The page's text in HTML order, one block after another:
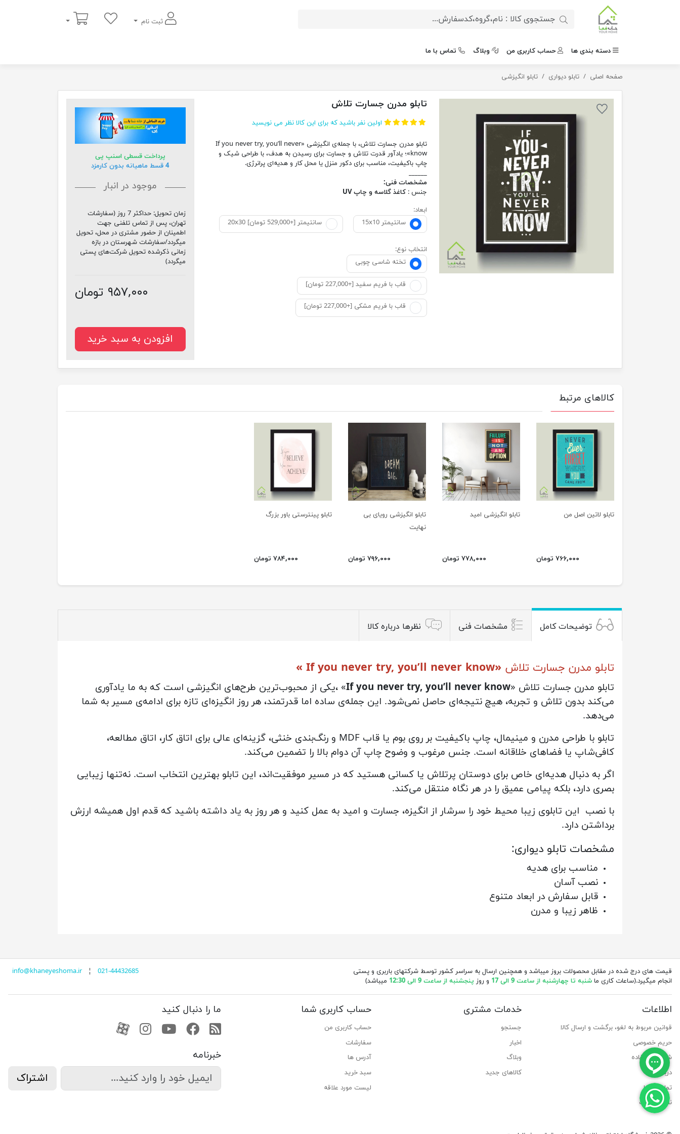
ثبت نام
سبد خرید
دسته بندی ها حساب کاربری من وبلاگ تماس با ما
صفحه اصلی تابلو دیواری تابلو انگیزشی تابلو مدرن جسارت تلاش
تابلو مدرن جسارت تلاش
اولین نفر باشید که برای این کالا نظر می نویسید
تابلو مدرن جسارت تلاش، با جمله‌ی انگیزشی «If you never try, you’ll never
know»؛ یادآور قدرت تلاش و جسارت برای رسیدن به هدف، با طراحی شیک و
چاپ باکیفیت، مناسب برای دکور منزل یا محل کار و هدیه‌ای پرانرژی.
______
مشخصات فنی:
جنس : کاغذ گلاسه و چاپ UV
ابعاد:
15x10 سانتیمتر
20x30 سانتیمتر [+529,000 تومان]
انتخاب نوع:
تخته شاسی چوبی
قاب با فریم سفید [+227,000 تومان]
قاب با فریم مشکی [+227,000 تومان]
پرداخت قسطی اسنپ پی
4 قسط ماهیانه بدون کارمزد
موجود در انبار
زمان تحویل:
حداکثر 7 روز (سفارشات
تهران، پس از تماس تلفنی جهت
اطمینان از حضور مشتری در محل، تحویل
میگردد/سفارشات شهرستان در بازه
زمانی ذکرشده تحویل شرکت‌های پستی
میگردد)
۹۵۷,۰۰۰ تومان
افزودن به سبد خرید
کالاهای مرتبط
تابلو لاتین اصل من
۷۶۶,۰۰۰ تومان
تابلو انگیزشی امید
۷۷۸,۰۰۰ تومان
تابلو انگیزشی رویای بی
نهایت
۷۹۶,۰۰۰ تومان
تابلو پینترستی باور بزرگ
۷۸۴,۰۰۰ تومان
توضیحات کامل مشخصات فنی نظرها درباره کالا
تابلو مدرن جسارت تلاش «If you never try, you’ll never know »
تابلو مدرن جسارت تلاش «If you never try, you’ll never know» ،یکی از محبوب‌ترین طرح‌های انگیزشی است که به ما یادآوری
می‌کند بدون تلاش و تجربه، هیچ نتیجه‌ای حاصل نمی‌شود. این جمله‌ی ساده اما قدرتمند، هر روز انگیزه‌ای تازه برای ادامه‌ی مسیر به شما
می‌دهد.
تابلو با طراحی مدرن و مینیمال، چاپ با‌کیفیت بر روی بوم یا قاب MDF و رنگ‌بندی خنثی، گزینه‌ای عالی برای اتاق کار، اتاق مطالعه،
کافی‌شاپ یا فضاهای خلاقانه است. جنس مرغوب و وضوح چاپ آن دوام بالا را تضمین می‌کند.
اگر به دنبال هدیه‌ای خاص برای دوستان پرتلاش یا کسانی هستید که در مسیر موفقیت‌اند، این تابلو بهترین انتخاب است. نه‌تنها زیبایی
بصری دارد، بلکه پیامی عمیق را در هر نگاه منتقل می‌کند.
با نصب این تابلوی زیبا محیط خود را سرشار از انگیزه، جسارت و امید به عمل کنید و هر روز به یاد داشته باشید که قدم اول همیشه ارزش
برداشتن دارد.
مشخصات تابلو دیواری:
مناسب برای هدیه
نصب آسان
قابل سفارش در ابعاد متنوع
ظاهر زیبا و مدرن
قیمت های درج شده در مقابل محصولات بروز میباشد و همچنین ارسال به سراسر کشور توسط شرکتهای باربری و پستی
انجام میگیرد.(ساعات کاری ما شنبه تا چهارشنبه از ساعت 9 الی 17 و روز پنجشنبه از ساعت 9 الی 12:30 میباشد)
info@khaneyeshoma.ir¦ 021-44432685
اطلاعات
قوانین مربوط به لغو، برگشت و ارسال کالا
حریم خصوصی
شرایط استفاده
درباره ما
تماس با ما
نقشه سایت
خدمات مشتری
جستجو
اخبار
وبلاگ
کالاهای جدید
حساب کاربری شما
حساب کاربری من
سفارشات
آدرس ها
سبد خرید
لیست مورد علاقه
ما را دنبال کنید
RSS فیسبوکیوتیوبکانال آپارات
کانال آپارات
خبرنامه
اشتراک